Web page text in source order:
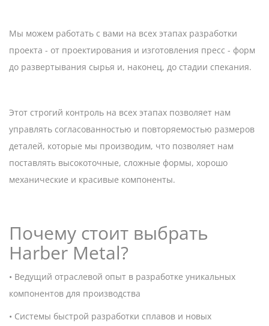
Мы можем работать с вами на всех этапах разработки
проекта - от проектирования и изготовления пресс - форм
до развертывания сырья и, наконец, до стадии спекания.
Этот строгий контроль на всех этапах позволяет нам
управлять согласованностью и повторяемостью размеров
деталей, которые мы производим, что позволяет нам
поставлять высокоточные, сложные формы, хорошо
механические и красивые компоненты.
Почему стоит выбрать
Harber Metal?
• Ведущий отраслевой опыт в разработке уникальных
компонентов для производства
• Системы быстрой разработки сплавов и новых